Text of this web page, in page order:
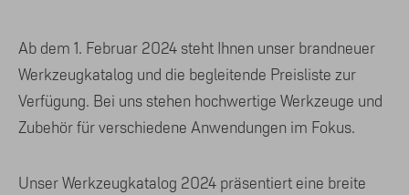
Ab dem 1. Februar 2024 steht Ihnen unser brandneuer
Werkzeugkatalog und die begleitende Preisliste zur
Verfügung. Bei uns stehen hochwertige Werkzeuge und
Zubehör für verschiedene Anwendungen im Fokus.
Unser Werkzeugkatalog 2024 präsentiert eine breite